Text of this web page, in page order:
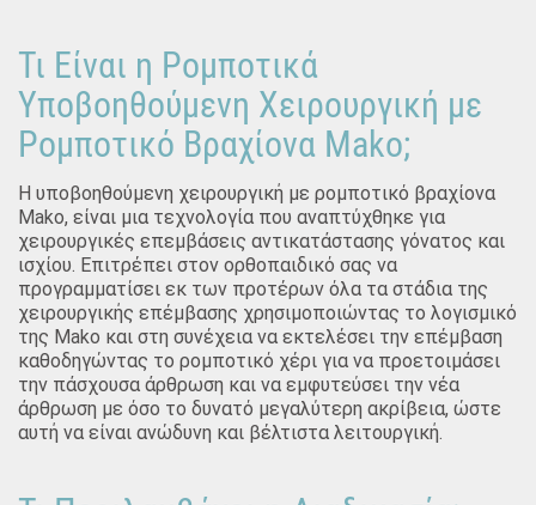
Τι Είναι η Ρομποτικά
Υποβοηθούμενη Χειρουργική με
Ρομποτικό Βραχίονα Mako;
Η υποβοηθούμενη χειρουργική με ρομποτικό βραχίονα
Mako, είναι μια τεχνολογία που αναπτύχθηκε για
χειρουργικές επεμβάσεις αντικατάστασης γόνατος και
ισχίου. Επιτρέπει στον ορθοπαιδικό σας να
προγραμματίσει εκ των προτέρων όλα τα στάδια της
χειρουργικής επέμβασης χρησιμοποιώντας το λογισμικό
της Mako και στη συνέχεια να εκτελέσει την επέμβαση
καθοδηγώντας το ρομποτικό χέρι για να προετοιμάσει
την πάσχουσα άρθρωση και να εμφυτεύσει την νέα
άρθρωση με όσο το δυνατό μεγαλύτερη ακρίβεια, ώστε
αυτή να είναι ανώδυνη και βέλτιστα λειτουργική.